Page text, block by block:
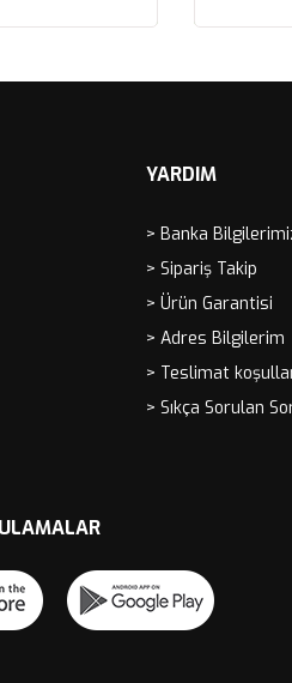
FM01123
YARDIM
> Banka
> Sipariş Takip
> Ürün Garantisi
> Adres Bilgilerim
> Teslimat
> Sıkça Sorulan